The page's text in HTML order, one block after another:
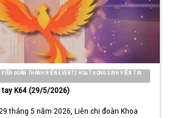
ĐOÀN THANH NIÊN EVENTS HOẠT ĐỘNG SINH VIÊN TIN
K64 (29/5/2026)
tháng 5 năm 2026, Liên chi đoàn Khoa